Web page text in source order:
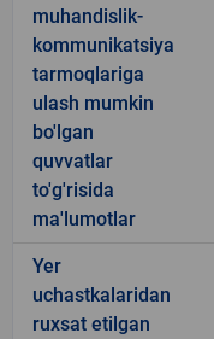
muhandislik-
kommunikatsiya
tarmoqlariga
ulash mumkin
bo'lgan
quvvatlar
to'g'risida
ma'lumotlar
Yer
uchastkalaridan
ruxsat etilgan